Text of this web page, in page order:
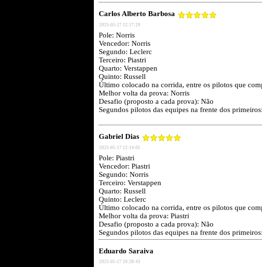
Carlos Alberto Barbosa
2025-05-17 12:17:29
Pole: Norris
Vencedor: Norris
Segundo: Leclerc
Terceiro: Piastri
Quarto: Verstappen
Quinto: Russell
Último colocado na corrida, entre os pilotos que
Melhor volta da prova: Norris
Desafio (proposto a cada prova): Não
Segundos pilotos das equipes na frente dos
Gabriel Dias
2025-05-17 12:14:05
Pole: Piastri
Vencedor: Piastri
Segundo: Norris
Terceiro: Verstappen
Quarto: Russell
Quinto: Leclerc
Último colocado na corrida, entre os pilotos que
Melhor volta da prova: Piastri
Desafio (proposto a cada prova): Não
Segundos pilotos das equipes na frente dos
Eduardo Saraiva
2025-05-17 10:28:43